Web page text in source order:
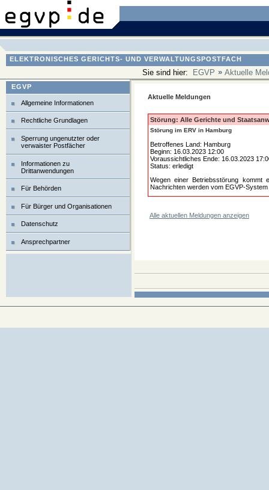
ELEKTRONISCHES GERICHTS- UND VERWALTUNGSPOSTFACH
Sie sind hier: EGVP » Aktuelle
EGVP
Allgemeine Informationen
Rechtliche Grundlagen
Sperrung ungenutzter oder
verwaister Postfächer
Informationen zu
Drittanwendungen
Für Behörden
Für Bürger und Organisationen
Datenschutz
Ansprechpartner
Aktuelle Meldungen
Störung: Alle Gerichte und
Störung im ERV in Hamburg
Betroffenes Land: Hamburg
Beginn: 16.03.2023 12:00
Voraussichtliches Ende: 16.03.2023
Status: erledigt
Wegen einer Betriebsstörung kommt
Nachrichten werden vom EGVP-
Alle aktuellen Meldungen anzeigen